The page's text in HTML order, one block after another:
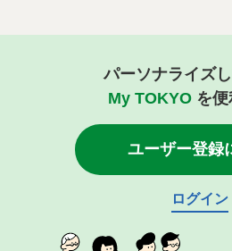
パーソナライズ
My TOKYOを便
ユーザー登録
ログイン